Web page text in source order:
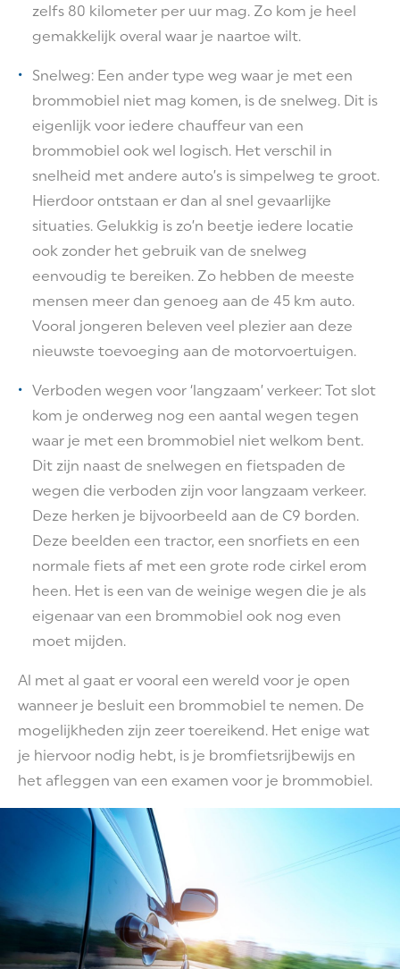
zelfs 80 kilometer per uur mag. Zo kom je heel
gemakkelijk overal waar je naartoe wilt.
Snelweg: Een ander type weg waar je met een
brommobiel niet mag komen, is de snelweg. Dit is
eigenlijk voor iedere chauffeur van een
brommobiel ook wel logisch. Het verschil in
snelheid met andere auto’s is simpelweg te groot.
Hierdoor ontstaan er dan al snel gevaarlijke
situaties. Gelukkig is zo’n beetje iedere locatie
ook zonder het gebruik van de snelweg
eenvoudig te bereiken. Zo hebben de meeste
mensen meer dan genoeg aan de 45 km auto.
Vooral jongeren beleven veel plezier aan deze
nieuwste toevoeging aan de motorvoertuigen.
Verboden wegen voor ‘langzaam’ verkeer: Tot slot
kom je onderweg nog een aantal wegen tegen
waar je met een brommobiel niet welkom bent.
Dit zijn naast de snelwegen en fietspaden de
wegen die verboden zijn voor langzaam verkeer.
Deze herken je bijvoorbeeld aan de C9 borden.
Deze beelden een tractor, een snorfiets en een
normale fiets af met een grote rode cirkel erom
heen. Het is een van de weinige wegen die je als
eigenaar van een brommobiel ook nog even
moet mijden.
Al met al gaat er vooral een wereld voor je open
wanneer je besluit een brommobiel te nemen. De
mogelijkheden zijn zeer toereikend. Het enige wat
je hiervoor nodig hebt, is je bromfietsrijbewijs en
het afleggen van een examen voor je brommobiel.